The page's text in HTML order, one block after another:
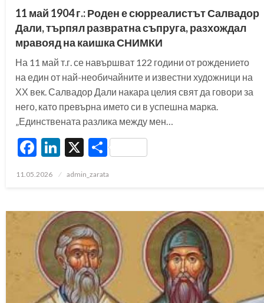
11 май 1904 г.: Роден е сюрреалистът Салвадор
Дали, търпял развратна съпруга, разхождал
мравояд на каишка СНИМКИ
На 11 май т.г. се навършват 122 години от рождението
на един от най-необичайните и известни художници на
ХХ век. Салвадор Дали накара целия свят да говори за
него, като превърна името си в успешна марка.
„Единствената разлика между мен…
Facebook
LinkedIn
X Share
Posted
11.05.2026 admin_zarata